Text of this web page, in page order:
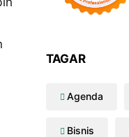
TAGAR
Agenda
Bisnis